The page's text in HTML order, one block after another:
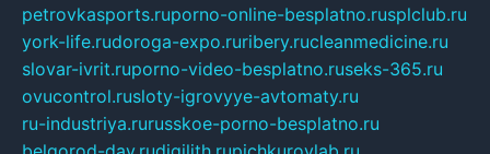
petrovkasports.ruporno-online-besplatno.rusplclub.ru
york-life.rudoroga-expo.ruribery.rucleanmedicine.ru
slovar-ivrit.ruporno-video-besplatno.ruseks-365.ru
ovucontrol.rusloty-igrovyye-avtomaty.ru
ru-industriya.rurusskoe-porno-besplatno.ru